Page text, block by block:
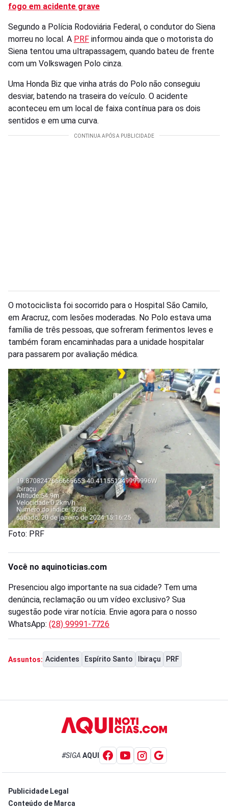
fogo em acidente grave
Segundo a Polícia Rodoviária Federal, o condutor do Siena
morreu no local. A PRF informou ainda que o motorista do
Siena tentou uma ultrapassagem, quando bateu de frente
com um Volkswagen Polo cinza.
Uma Honda Biz que vinha atrás do Polo não conseguiu
desviar, batendo na traseira do veículo. O acidente
aconteceu em um local de faixa contínua para os dois
sentidos e em uma curva.
O motociclista foi socorrido para o Hospital São Camilo,
em Aracruz, com lesões moderadas. No Polo estava uma
família de três pessoas, que sofreram ferimentos leves e
também foram encaminhadas para a unidade hospitalar
para passarem por avaliação médica.
Foto: PRF
Você no aquinoticias.com
Presenciou algo importante na sua cidade? Tem uma
denúncia, reclamação ou um vídeo exclusivo? Sua
sugestão pode virar notícia. Envie agora para o nosso
WhatsApp: (28) 99991-7726
Assuntos: Acidentes Espírito Santo Ibiraçu PRF
#SIGA AQUI
Publicidade Legal
Conteúdo de Marca